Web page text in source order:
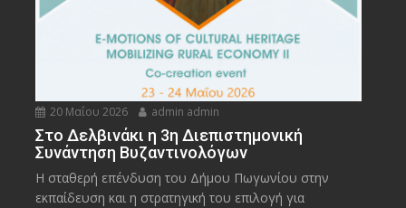
20 Μαΐου 2026 admin admin
Στο Δελβινάκι η 3η Διεπιστημονική
Συνάντηση Βυζαντινολόγων
Η σταθερή επένδυση του Δήμου Πωγωνίου στην
εκπαίδευση και η στρατηγική του επιλογή για